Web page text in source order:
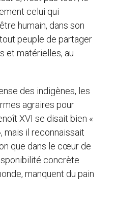
celui qui
humain, dans son
peuple de partager
et matérielles, au
des indigènes, les
agraires pour
XVI se disait bien «
mais il reconnaissait
que dans le cœur de
concrète
manquent du pain